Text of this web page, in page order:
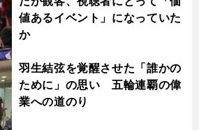
値あるイベント」になっていた
か
羽生結弦を覚醒させた「誰かの
ために」の思い 五輪連覇の偉
業への道のり